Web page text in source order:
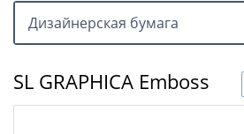
Дизайнерская бумага
SL GRAPHICA Emboss